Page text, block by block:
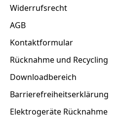
Widerrufsrecht
AGB
Kontaktformular
Rücknahme und Recycling
Downloadbereich
Barrierefreiheitserklärung
Elektrogeräte Rücknahme